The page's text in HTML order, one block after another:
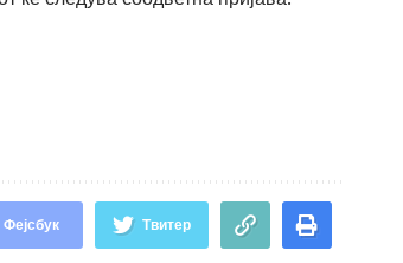
Фејсбук Твитер